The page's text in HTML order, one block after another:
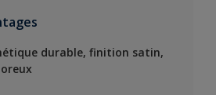
durable, finition satin,